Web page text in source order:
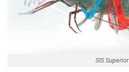
SIS Superior